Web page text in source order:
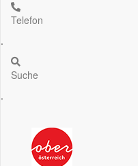
Telefon
.
Suche
.